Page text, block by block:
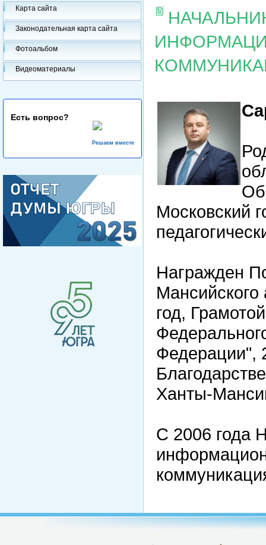
Карта сайта
Законодательная карта сайта
Фотоальбом
Видеоматериалы
Есть вопрос?
Решаем вместе
Московский
Награжден
Мансийского
год,
Федерации",
Ханты-
С 2006 года